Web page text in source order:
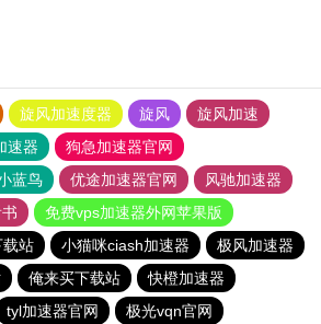
旋风加速度器 旋风
旋风加速
速器
狗急加速器官网
蓝鸟 优途加速器官网
风驰加速器
免费vps加速器外网苹果版
载站 小猫咪ciash加速器
极风加速器
俺来买下载站
快橙加速器
tyl加速器官网 极光vqn官网